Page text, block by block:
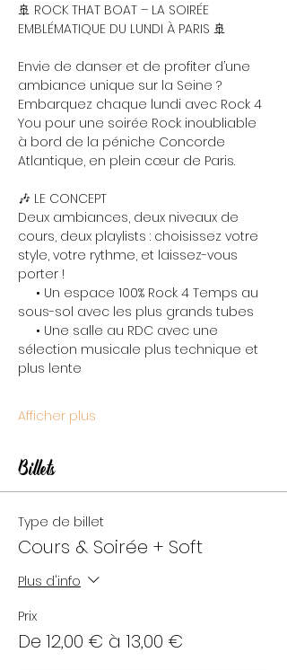
🚢 ROCK THAT BOAT – LA SOIRÉE
EMBLÉMATIQUE DU LUNDI À PARIS 🚢
Envie de danser et de profiter d’une
ambiance unique sur la Seine ?
Embarquez chaque lundi avec Rock 4
You pour une soirée Rock inoubliable
à bord de la péniche Concorde
Atlantique, en plein cœur de Paris.
🎶 LE CONCEPT
Deux ambiances, deux niveaux de
cours, deux playlists : choisissez votre
style, votre rythme, et laissez-vous
porter !
• Un espace 100% Rock 4 Temps au
sous-sol avec les plus grands tubes
• Une salle au RDC avec une
sélection musicale plus technique et
plus lente
Afficher plus
Billets
Type de billet
Cours & Soirée + Soft
Plus d'info
Prix
De 12,00 € à 13,00 €